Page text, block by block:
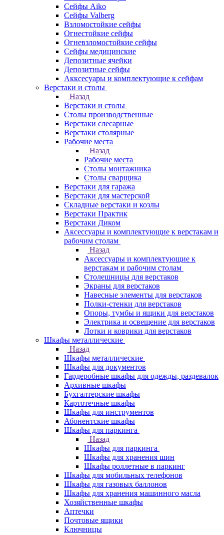
Сейфы Aiko
Сейфы Valberg
Взломостойкие сейфы
Огнестойкие сейфы
Огневзломостойкие сейфы
Сейфы медицинские
Депозитные ячейки
Депозитные сейфы
Акксесуары и комплектующие к сейфам
Верстаки и столы
Назад
Верстаки и столы
Столы производственные
Верстаки слесарные
Верстаки столярные
Рабочие места
Назад
Рабочие места
Столы монтажника
Столы сварщика
Верстаки для гаража
Верстаки для мастерской
Складные верстаки и козлы
Верстаки Практик
Верстаки Диком
Аксессуары и комплектующие к верстакам и
рабочим столам
Назад
Аксессуары и комплектующие к
верстакам и рабочим столам
Столешницы для верстаков
Экраны для верстаков
Навесные элементы для верстаков
Полки-стенки для верстаков
Опоры, тумбы и ящики для верстаков
Электрика и освещение для верстаков
Лотки и коврики для верстаков
Шкафы металлические
Назад
Шкафы металлические
Шкафы для документов
Гардеробные шкафы для одежды, раздевалок
Архивные шкафы
Бухгалтерские шкафы
Картотечные шкафы
Шкафы для инструментов
Абонентские шкафы
Шкафы для паркинга
Назад
Шкафы для паркинга
Шкафы для хранения шин
Шкафы роллетные в паркинг
Шкафы для мобильных телефонов
Шкафы для газовых баллонов
Шкафы для хранения машинного масла
Хозяйственные шкафы
Аптечки
Почтовые ящики
Ключницы